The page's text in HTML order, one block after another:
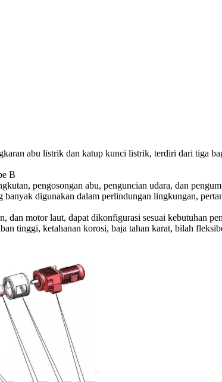
abu listrik dan katup kunci listrik, terdiri dari tiga
B
pengosongan abu, penguncian udara, dan
banyak digunakan dalam perlindungan lingkungan,
dan motor laut, dapat dikonfigurasi sesuai kebutuhan
tinggi, ketahanan korosi, baja tahan karat, bilah